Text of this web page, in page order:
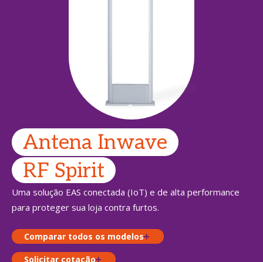
Antena Inwave
RF Spirit
Uma solução EAS conectada (IoT) e de alta performance
para proteger sua loja contra furtos.
Comparar todos os modelos
Solicitar cotação